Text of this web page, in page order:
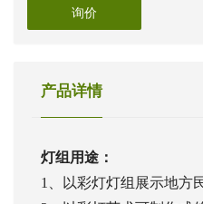
询价
产品详情
灯组用途：
1、以彩灯灯组展示地方